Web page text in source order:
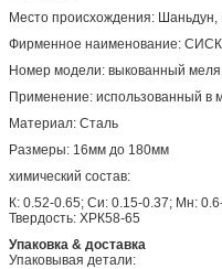
Место происхождения: Шаньдун,
Фирменное наименование:
Номер модели: выкованный
Применение: использованный в
Материал: Сталь
Размеры: 16мм до 180мм
химический состав:
К: 0.52-0.65; Си: 0.15-0.37; Мн:
Твердость: ХРК58-65
Упаковка & доставка
Упаковывая детали: